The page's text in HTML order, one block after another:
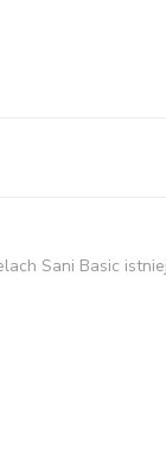
Sani Basic